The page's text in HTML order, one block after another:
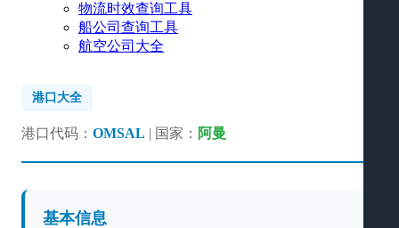
物流时效查询工具
船公司查询工具
航空公司大全
港口大全
港口代码： OMSAL | 国家： 阿曼
基本信息